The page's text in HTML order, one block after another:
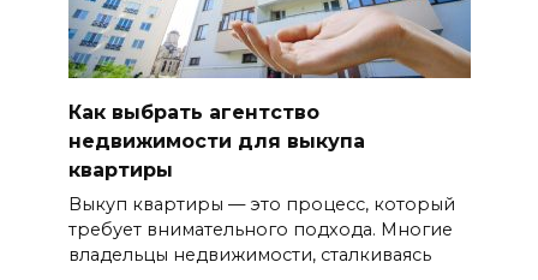
Как выбрать агентство
недвижимости для выкупа
квартиры
Выкуп квартиры — это процесс, который
требует внимательного подхода. Многие
владельцы недвижимости, сталкиваясь